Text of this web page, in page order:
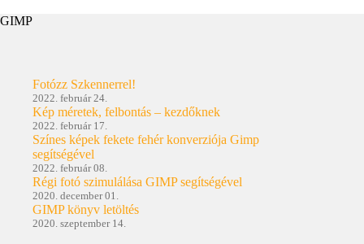
GIMP
Fotózz Szkennerrel!
2022. február 24.
Kép méretek, felbontás – kezdőknek
2022. február 17.
Színes képek fekete fehér konverziója Gimp
segítségével
2022. február 08.
Régi fotó szimulálása GIMP segítségével
2020. december 01.
GIMP könyv letöltés
2020. szeptember 14.